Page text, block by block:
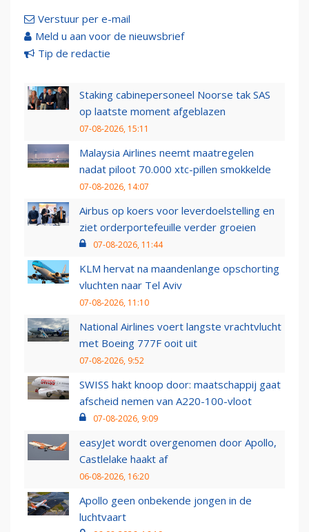
Verstuur per e-mail
Meld u aan voor de nieuwsbrief
Tip de redactie
Staking cabinepersoneel Noorse tak SAS
op laatste moment afgeblazen
07-08-2026, 15:11
Malaysia Airlines neemt maatregelen
nadat piloot 70.000 xtc-pillen smokkelde
07-08-2026, 14:07
Airbus op koers voor leverdoelstelling en
ziet orderportefeuille verder groeien
07-08-2026, 11:44
KLM hervat na maandenlange opschorting
vluchten naar Tel Aviv
07-08-2026, 11:10
National Airlines voert langste vrachtvlucht
met Boeing 777F ooit uit
07-08-2026, 9:52
SWISS hakt knoop door: maatschappij gaat
afscheid nemen van A220-100-vloot
07-08-2026, 9:09
easyJet wordt overgenomen door Apollo,
Castlelake haakt af
06-08-2026, 16:20
Apollo geen onbekende jongen in de
luchtvaart